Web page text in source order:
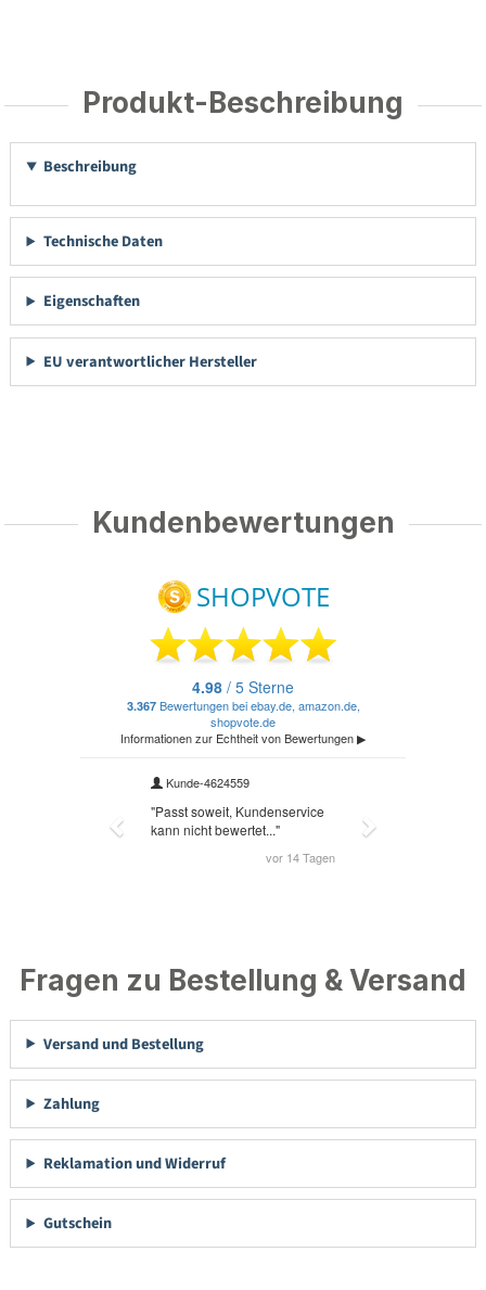
Produkt-Beschreibung
Beschreibung
Technische Daten
Eigenschaften
EU verantwortlicher Hersteller
Kundenbewertungen
Fragen zu Bestellung & Versand
Versand und Bestellung
Zahlung
Reklamation und Widerruf
Gutschein